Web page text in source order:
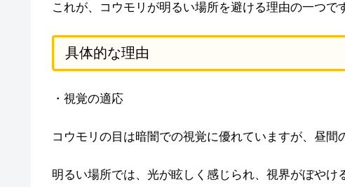
これが、コウモリが明るい場所を避ける理由の一つで
具体的な理由
・視覚の適応
コウモリの目は暗闇での視覚に優れていますが、昼間
明るい場所では、光が眩しく感じられ、視界がぼやけ